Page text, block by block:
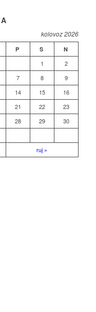
kolovoz 2026
P S N
1
2
7 8
9
14 15
16
21 22
23
28 29
30
ruj »